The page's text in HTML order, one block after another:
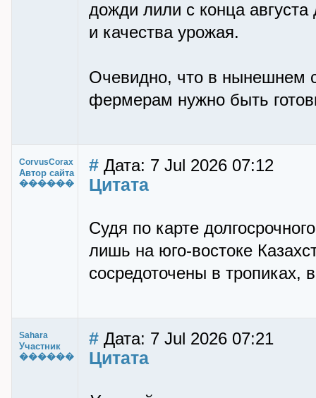
дожди лили с конца
и качества урожая.
Очевидно, что в нынешнем
фермерам нужно быть
CorvusCorax
Автор сайта
������
# Дата: 7 Jul 2026 07:12
Цитата
Судя по карте
лишь на юго-востоке
сосредоточены в тропиках,
Sahara
Участник
������
# Дата: 7 Jul 2026 07:21
Цитата